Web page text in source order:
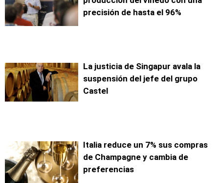
precisión de hasta el 96%
La justicia de Singapur avala la
suspensión del jefe del grupo
Castel
Italia reduce un 7% sus compras
de Champagne y cambia de
preferencias